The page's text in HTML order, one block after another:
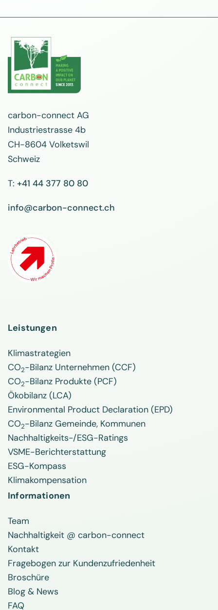
carbon-connect AG
Industriestrasse 4b
CH-8604 Volketswil
Schweiz
T: +41 44 377 80 80
info@carbon-connect.ch
Leistungen
Klimastrategien
CO2-Bilanz Unternehmen (CCF)
CO2-Bilanz Produkte (PCF)
Ökobilanz (LCA)
Environmental Product Declaration (EPD)
CO2-Bilanz Gemeinde, Kommunen
Nachhaltigkeits-/ESG-Ratings
VSME-Berichterstattung
ESG-Kompass
Klimakompensation
Informationen
Team
Nachhaltigkeit @ carbon-connect
Kontakt
Fragebogen zur Kundenzufriedenheit
Broschüre
Blog & News
FAQ